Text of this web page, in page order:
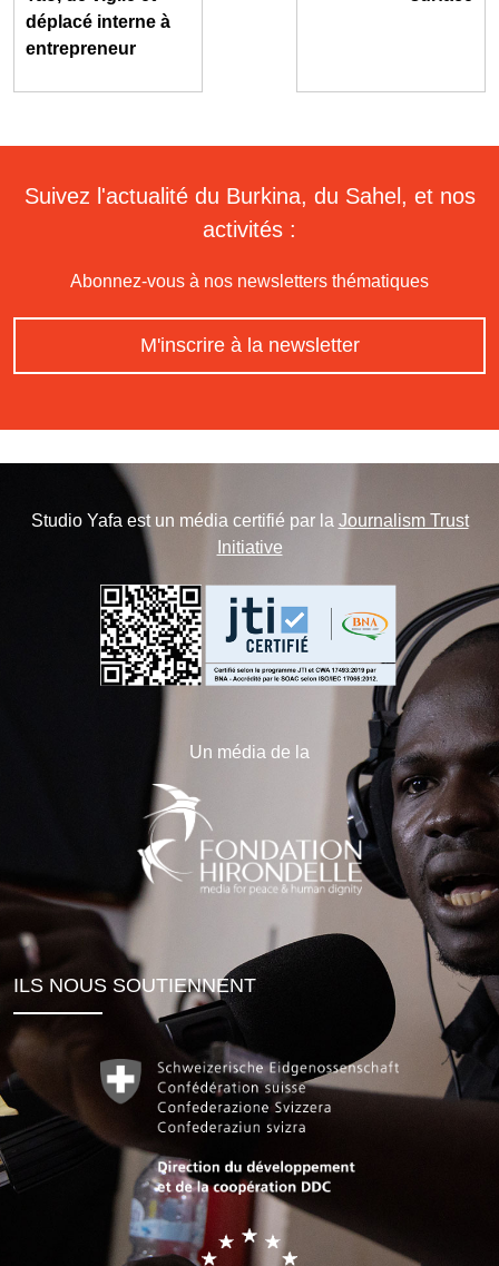
déplacé interne à
entrepreneur
Suivez l'actualité du Burkina, du Sahel, et nos
activités :
Abonnez-vous à nos newsletters thématiques
M'inscrire à la newsletter
Studio Yafa est un média certifié par la Journalism Trust
Initiative
Un média de la
ILS NOUS SOUTIENNENT